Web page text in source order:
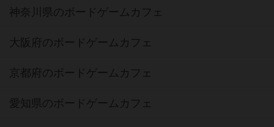
神奈川県のボードゲームカフェ
大阪府のボードゲームカフェ
京都府のボードゲームカフェ
愛知県のボードゲームカフェ